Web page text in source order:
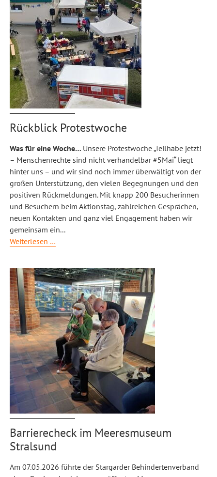
Rückblick Protestwoche
Was für eine Woche… Unsere Protestwoche „Teilhabe jetzt!
– Menschenrechte sind nicht verhandelbar #5Mai“ liegt
hinter uns – und wir sind noch immer überwältigt von der
großen Unterstützung, den vielen Begegnungen und den
positiven Rückmeldungen. Mit knapp 200 Besucherinnen
und Besuchern beim Aktionstag, zahlreichen Gesprächen,
neuen Kontakten und ganz viel Engagement haben wir
gemeinsam ein...
Weiterlesen …
Barrierecheck im Meeresmuseum
Stralsund
Am 07.05.2026 führte der Stargarder Behindertenverband